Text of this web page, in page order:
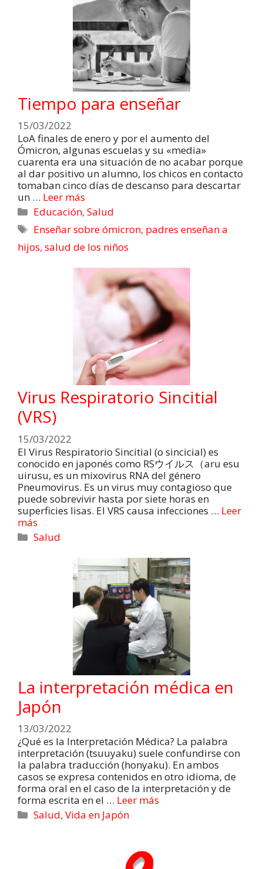
Tiempo para enseñar
15/03/2022
LoA finales de enero y por el aumento del
Ómicron, algunas escuelas y su «media»
cuarenta era una situación de no acabar porque
al dar positivo un alumno, los chicos en contacto
tomaban cinco días de descanso para descartar
un … Leer más
Educación,Salud
Enseñar sobre ómicron, padres enseñan a
hijos, salud de los niños
Virus Respiratorio Sincitial
(VRS)
15/03/2022
El Virus Respiratorio Sincitial (o sincicial) es
conocido en japonés como RSウイルス（aru esu
uirusu, es un mixovirus RNA del género
Pneumovirus. Es un virus muy contagioso que
puede sobrevivir hasta por siete horas en
superficies lisas. El VRS causa infecciones … Leer
más
Salud
La interpretación médica en
Japón
13/03/2022
¿Qué es la Interpretación Médica? La palabra
interpretación (tsuuyaku) suele confundirse con
la palabra traducción (honyaku). En ambos
casos se expresa contenidos en otro idioma, de
forma oral en el caso de la interpretación y de
forma escrita en el … Leer más
Salud,Vida en Japón